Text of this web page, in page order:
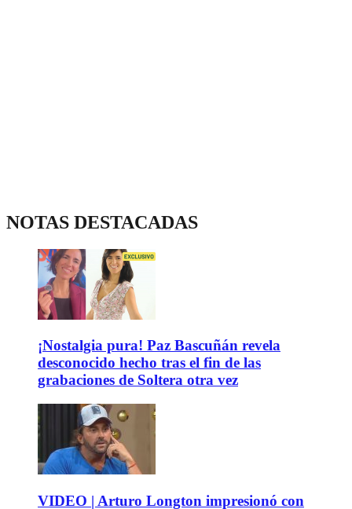
NOTAS DESTACADAS
¡Nostalgia pura! Paz Bascuñán revela
desconocido hecho tras el fin de las
grabaciones de Soltera otra vez
VIDEO | Arturo Longton impresionó con